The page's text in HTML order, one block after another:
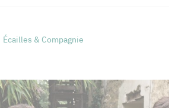
Écailles & Compagnie